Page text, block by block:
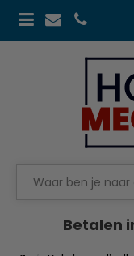
Betalen